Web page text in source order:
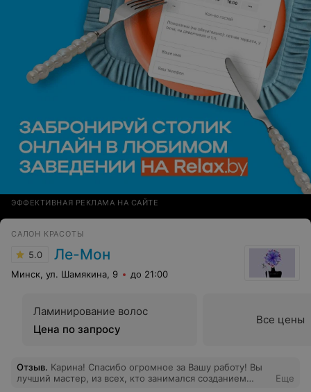
ЭФФЕКТИВНАЯ РЕКЛАМА НА САЙТЕ
САЛОН КРАСОТЫ
5.0 Ле-Мон
Минск, ул. Шамякина, 9 до 21:00
Ламинирование волос
Цена по запросу
Все цены
Отзыв. Карина! Спасибо огромное за Вашу работу! Вы
лучший мастер, из всех, кто занимался созданием
Еще